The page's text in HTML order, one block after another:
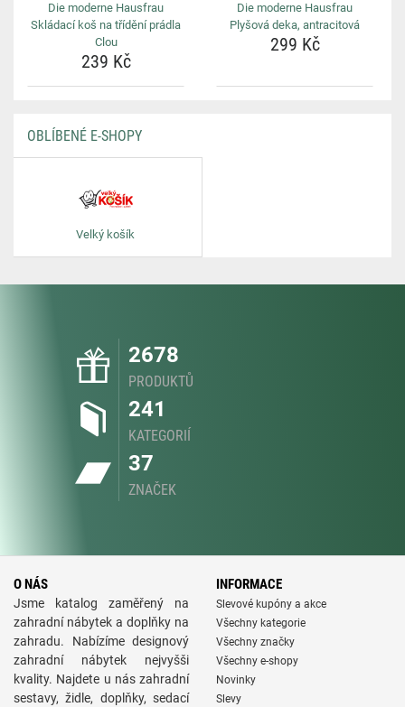
Die moderne Hausfrau
Skládací koš na třídění prádla
Clou
239 Kč
Die moderne Hausfrau
Plyšová deka, antracitová
299 Kč
OBLÍBENÉ E-SHOPY
Velký košík
2678
PRODUKTŮ
241
KATEGORIÍ
37
ZNAČEK
O NÁS
Jsme katalog zaměřený na
zahradní nábytek a doplňky na
zahradu. Nabízíme designový
zahradní nábytek nejvyšši
kvality. Najdete u nás zahradní
sestavy, židle, doplňky, sedací
INFORMACE
Slevové kupóny a akce
Všechny kategorie
Všechny značky
Všechny e-shopy
Novinky
Slevy